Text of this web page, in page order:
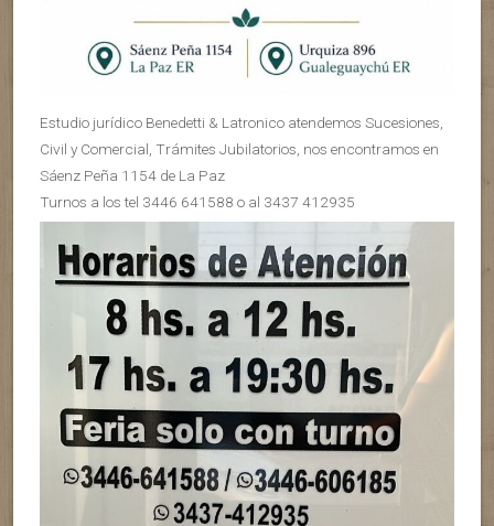
Estudio jurídico Benedetti & Latronico atendemos Sucesiones,
Civil y Comercial, Trámites Jubilatorios, nos encontramos en
Sáenz Peña 1154 de La Paz
Turnos a los tel 3446 641588 o al 3437 412935